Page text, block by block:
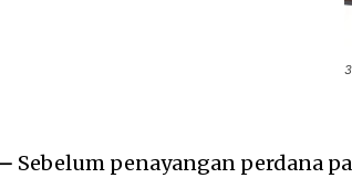
Sebelum penayangan perdana